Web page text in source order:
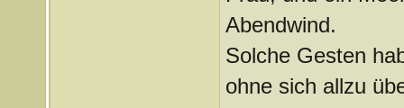
Abendwind.
Solche Gesten
ohne sich allzu